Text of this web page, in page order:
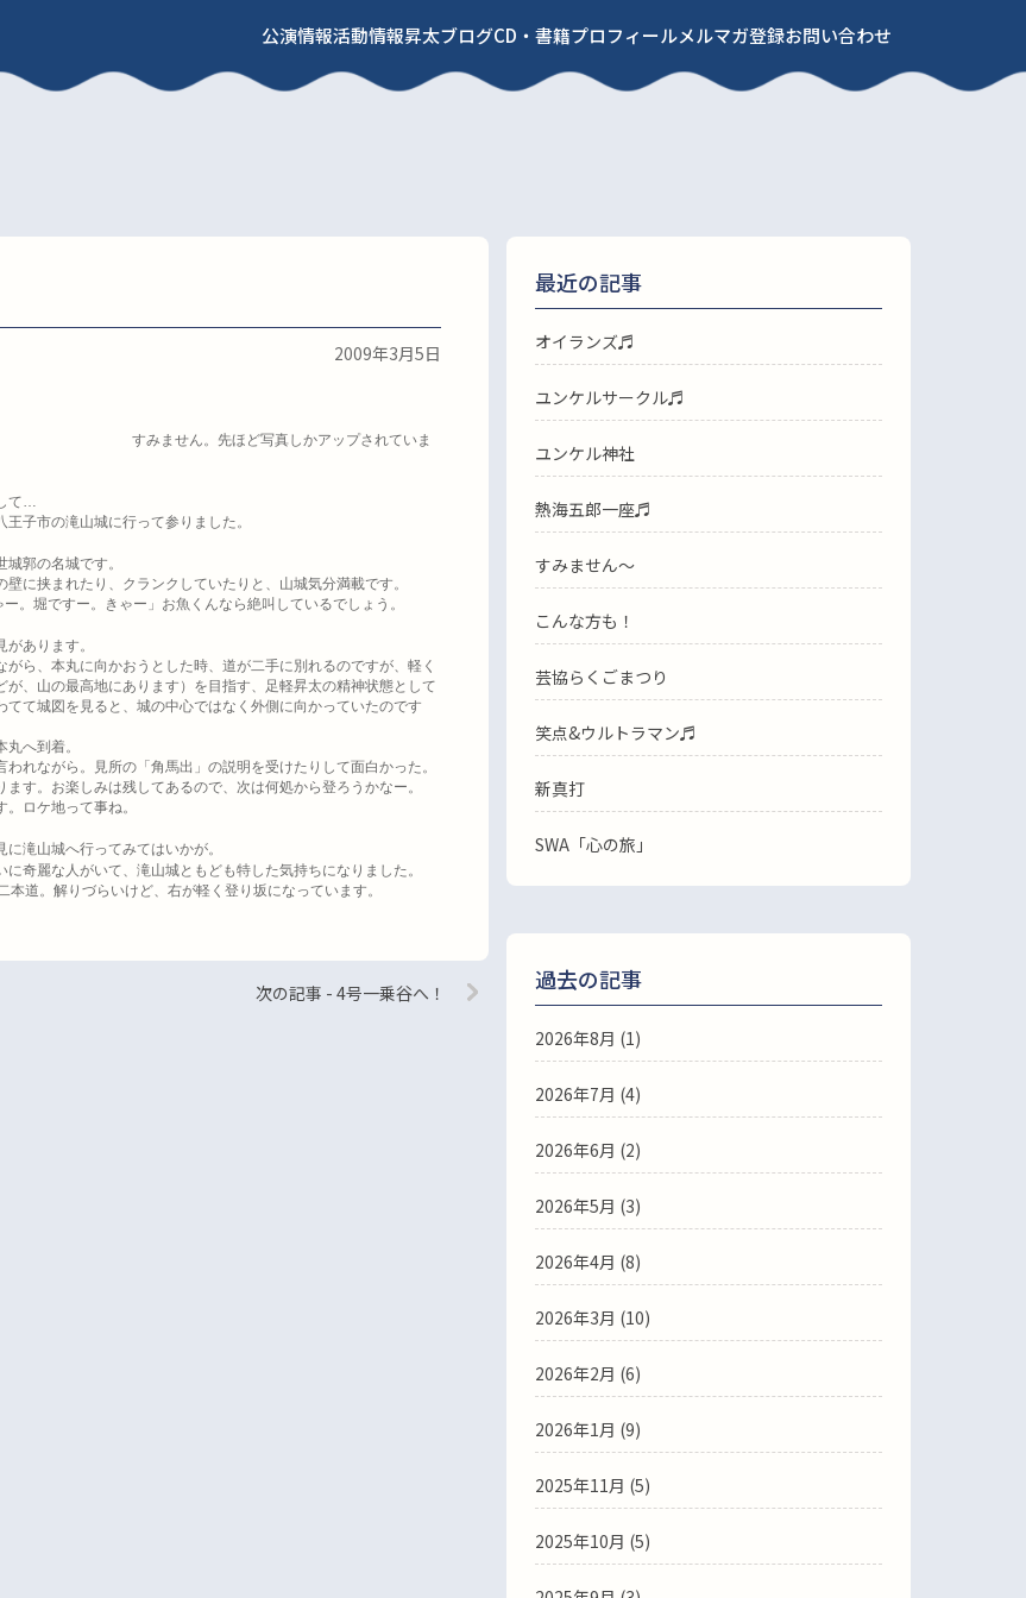
公演情報活動情報昇太ブログCD・書籍プロフィールメルマガ登録お問い合わせ
2009年3月5日
すみません。先ほど写真しかアップされていま
て…
子市の滝山城に行って参りました。
郭の名城です。
に挟まれたり、クランクしていたりと、山城気分満載です。
ー。堀ですー。きゃー」お魚くんなら絶叫しているでしょう。
あります。
ら、本丸に向かおうとした時、道が二手に別れるのですが、軽く
、山の最高地にあります）を目指す、足軽昇太の精神状態として
てて城図を見ると、城の中心ではなく外側に向かっていたのです
へ到着。
れながら。見所の「角馬出」の説明を受けたりして面白かった。
す。お楽しみは残してあるので、次は何処から登ろうかなー。
ロケ地って事ね。
滝山城へ行ってみてはいかが。
奇麗な人がいて、滝山城ともども特した気持ちになりました。
本道。解りづらいけど、右が軽く登り坂になっています。
次の記事 - 4号一乗谷へ！
最近の記事
オイランズ♬
ユンケルサークル♬
ユンケル神社
熱海五郎一座♬
すみません〜
こんな方も！
芸協らくごまつり
笑点&ウルトラマン♬
新真打
SWA「心の旅」
過去の記事
2026年8月 (1)
2026年7月 (4)
2026年6月 (2)
2026年5月 (3)
2026年4月 (8)
2026年3月 (10)
2026年2月 (6)
2026年1月 (9)
2025年11月 (5)
2025年10月 (5)